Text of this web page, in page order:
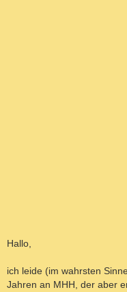
Hallo,
ich leide (im wahrsten
Jahren an MHH, der aber